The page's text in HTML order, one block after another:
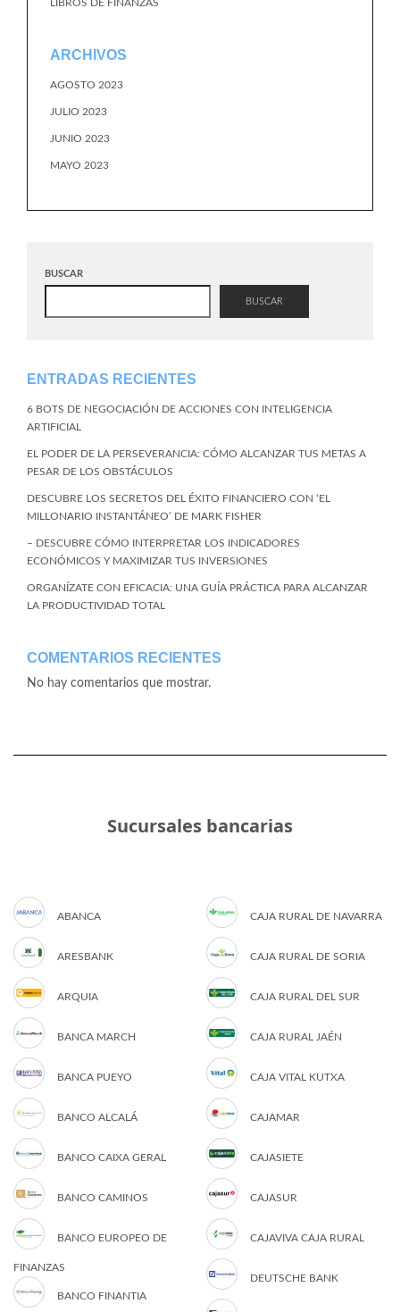
LIBROS DE FINANZAS
ARCHIVOS
AGOSTO 2023
JULIO 2023
JUNIO 2023
MAYO 2023
BUSCAR
BUSCAR
ENTRADAS RECIENTES
6 BOTS DE NEGOCIACIÓN DE ACCIONES CON INTELIGENCIA
ARTIFICIAL
EL PODER DE LA PERSEVERANCIA: CÓMO ALCANZAR TUS METAS A
PESAR DE LOS OBSTÁCULOS
DESCUBRE LOS SECRETOS DEL ÉXITO FINANCIERO CON ‘EL
MILLONARIO INSTANTÁNEO’ DE MARK FISHER
– DESCUBRE CÓMO INTERPRETAR LOS INDICADORES
ECONÓMICOS Y MAXIMIZAR TUS INVERSIONES
ORGANÍZATE CON EFICACIA: UNA GUÍA PRÁCTICA PARA ALCANZAR
LA PRODUCTIVIDAD TOTAL
COMENTARIOS RECIENTES
No hay comentarios que mostrar.
Sucursales bancarias
ABANCA
ARESBANK
ARQUIA
BANCA MARCH
BANCA PUEYO
BANCO ALCALÁ
BANCO CAIXA GERAL
BANCO CAMINOS
BANCO EUROPEO DE
FINANZAS
BANCO FINANTIA
CAJA RURAL DE NAVARRA
CAJA RURAL DE SORIA
CAJA RURAL DEL SUR
CAJA RURAL JAÉN
CAJA VITAL KUTXA
CAJAMAR
CAJASIETE
CAJASUR
CAJAVIVA CAJA RURAL
DEUTSCHE BANK